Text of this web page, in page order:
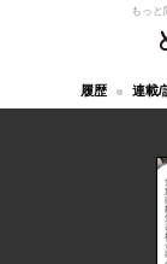
もっと
履歴 連載/